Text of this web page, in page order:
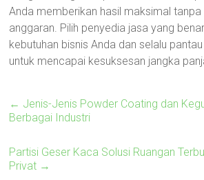
Anda memberikan hasil maksimal
anggaran. Pilih penyedia jasa yang
kebutuhan bisnis Anda dan selalu
untuk mencapai kesuksesan jangka
← Jenis-Jenis Powder Coating dan
Berbagai Industri
Partisi Geser Kaca Solusi Ruangan
Privat →